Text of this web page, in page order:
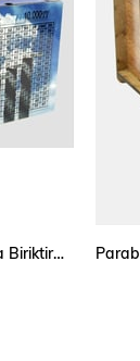
Parabox 10.000 Tl Kumbara Para Biriktirme Kutusu